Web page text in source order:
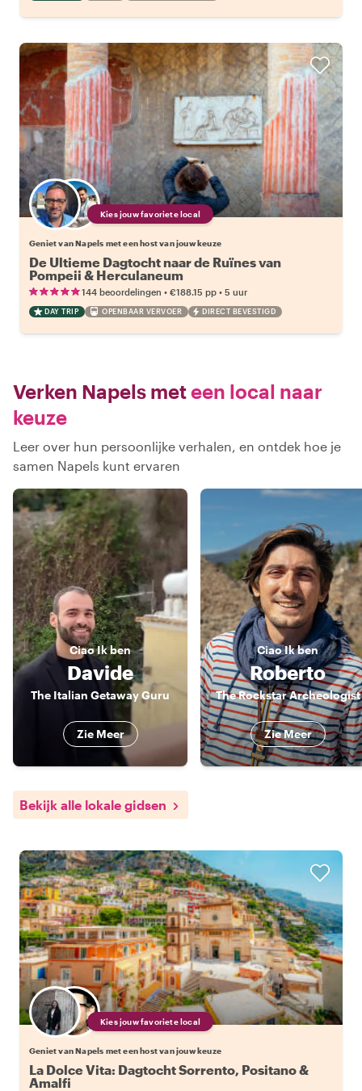
Kies jouw favoriete local
Geniet van Napels met een host van jouw keuze
De Ultieme Dagtocht naar de Ruïnes van
Pompeii & Herculaneum
144 beoordelingen • €188.15 pp • 5 uur
DAY TRIP OPENBAAR VERVOER DIRECT BEVESTIGD
Verken Napels meteen local naar
keuze
Leer over hun persoonlijke verhalen, en ontdek hoe je
samen Napels kunt ervaren
CiaoIk ben
Davide
The Italian Getaway Guru
Zie Meer
CiaoIk ben
Roberto
The Rockstar Archeologist
Zie Meer
Bekijk alle lokale gidsen
Kies jouw favoriete local
Geniet van Napels met een host van jouw keuze
La Dolce Vita: Dagtocht Sorrento, Positano &
Amalfi